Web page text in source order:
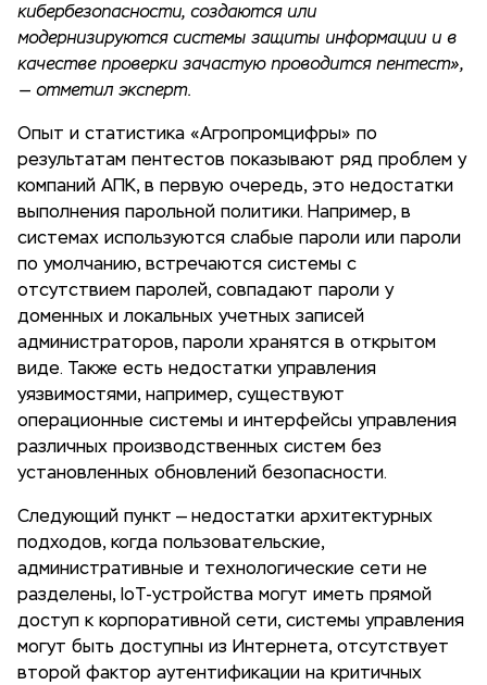
кибербезопасности, создаются или
модернизируются системы защиты информации и в
качестве проверки зачастую проводится пентест»,
— отметил эксперт.
Опыт и статистика «Агропромцифры» по
результатам пентестов показывают ряд проблем у
компаний АПК, в первую очередь, это недостатки
выполнения парольной политики. Например, в
системах используются слабые пароли или пароли
по умолчанию, встречаются системы с
отсутствием паролей, совпадают пароли у
доменных и локальных учетных записей
администраторов, пароли хранятся в открытом
виде. Также есть недостатки управления
уязвимостями, например, существуют
операционные системы и интерфейсы управления
различных производственных систем без
установленных обновлений безопасности.
Следующий пункт — недостатки архитектурных
подходов, когда пользовательские,
административные и технологические сети не
разделены, IoT-устройства могут иметь прямой
доступ к корпоративной сети, системы управления
могут быть доступны из Интернета, отсутствует
второй фактор аутентификации на критичных